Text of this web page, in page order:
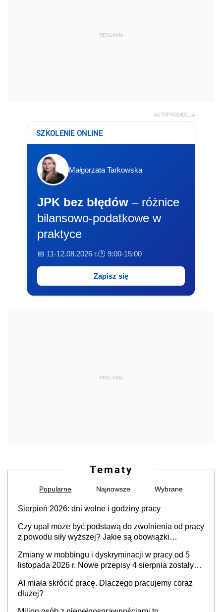
REKLAMA
AUTOPROMOCJA
SZKOLENIE ONLINE
Małgorzata Tarkowska
JPK bez błędów – różnice
bilansowo-podatkowe w
praktyce
📅 11-12.08.2026 r.🕐 9:00-15:00
Zapisz się
REKLAMA
Tematy
Popularne Najnowsze Wybrane
Sierpień 2026: dni wolne i godziny pracy
Czy upał może być podstawą do zwolnienia od pracy
z powodu siły wyższej? Jakie są obowiązki
Zmiany w mobbingu i dyskryminacji w pracy od 5
listopada 2026 r. Nowe przepisy 4 sierpnia zostały
AI miała skrócić pracę. Dlaczego pracujemy coraz
dłużej?